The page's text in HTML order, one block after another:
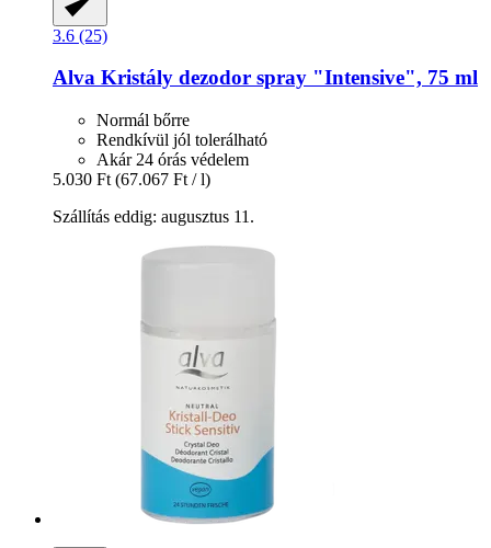
3.6 (25)
Alva Kristály dezodor spray "Intensive", 75 ml
Normál bőrre
Rendkívül jól tolerálható
Akár 24 órás védelem
5.030 Ft (67.067 Ft / l)
Szállítás eddig: augusztus 11.